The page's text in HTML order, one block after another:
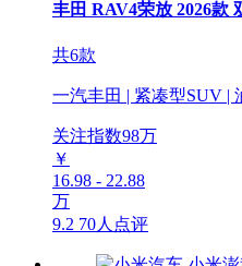
丰田 RAV4荣放 2026款
共6款
一汽丰田 | 紧凑型SUV |
关注指数98万
￥
16.98 - 22.88
万
9.2 70人点评